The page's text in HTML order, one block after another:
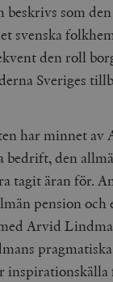
beskrivs som
svenska
den roll
Sveriges
har minnet
bedrift, den
tagit äran för.
pension
Arvid